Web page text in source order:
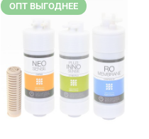
ОПТ ВЫГОДНЕЕ